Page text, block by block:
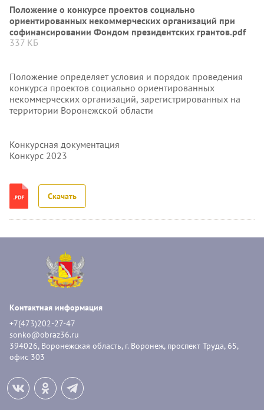
Положение о конкурсе проектов социально
ориентированных некоммерческих организаций при
софинансировании Фондом президентских грантов.pdf
337 КБ
Положение определяет условия и порядок проведения
конкурса проектов социально ориентированных
некоммерческих организаций, зарегистрированных на
территории Воронежской области
Конкурсная документация
Конкурс 2023
Скачать
Контактная информация
+7(473)202-27-47
sonko@obraz36.ru
394026, Воронежская область, г. Воронеж, проспект Труда, 65,
офис 303